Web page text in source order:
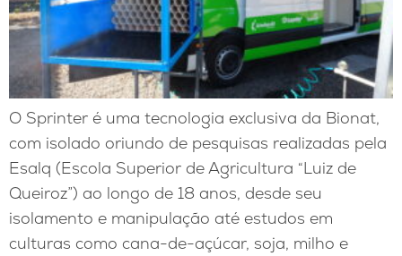
O Sprinter é uma tecnologia exclusiva da Bionat,
com isolado oriundo de pesquisas realizadas pela
Esalq (Escola Superior de Agricultura “Luiz de
Queiroz”) ao longo de 18 anos, desde seu
isolamento e manipulação até estudos em
culturas como cana-de-açúcar, soja, milho e